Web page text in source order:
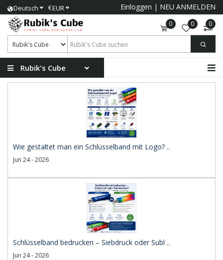
Deutsch €EUR Einloggen | NEU ANMELDEN
0 0 0
Rubik's Cube
Wie gestaltet man ein Schlüsselband mit Logo? ..
Jun 24 - 2026
Schlüsselband bedrucken – Siebdruck oder Subl ..
Jun 24 - 2026